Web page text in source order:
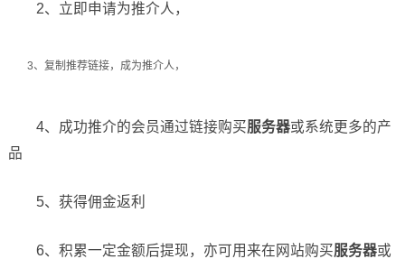
2、立即申请为推介人，
3、复制推荐链接，成为推介人，
4、成功推介的会员通过链接购买服务器或系统更多的产
品
5、获得佣金返利
6、积累一定金额后提现，亦可用来在网站购买服务器或